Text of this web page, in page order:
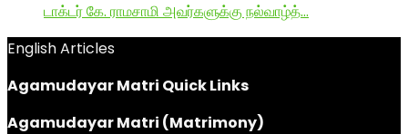
டாக்டர் கே. ராமசாமி அவர்களுக்கு நல்வாழ்த்…
English Articles
Agamudayar Matri Quick Links
Agamudayar Matri (Matrimony)